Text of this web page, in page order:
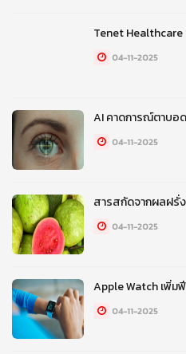
Tenet
04-11-2025
AI คาดการณ์ตาบอ
04-11-2025
สารสกัดจากผลฝรั่ง
04-11-2025
Apple Watch เพิ่ม
04-11-2025